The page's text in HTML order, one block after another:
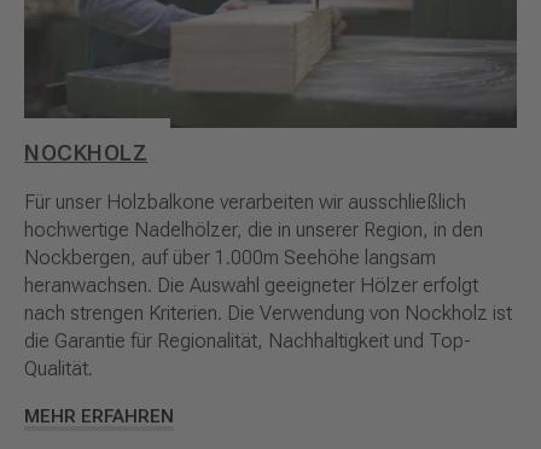
NOCKHOLZ
Für unser Holzbalkone verarbeiten wir ausschließlich
hochwertige Nadelhölzer, die in unserer Region, in den
Nockbergen, auf über 1.000m Seehöhe langsam
heranwachsen. Die Auswahl geeigneter Hölzer erfolgt
nach strengen Kriterien. Die Verwendung von Nockholz ist
die Garantie für Regionalität, Nachhaltigkeit und Top-
Qualität.
MEHR ERFAHREN